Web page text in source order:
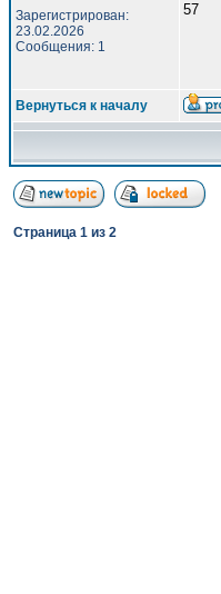
Зарегистрирован:
23.02.2026
Сообщения: 1
57
Вернуться к началу
Страница 1 из 2